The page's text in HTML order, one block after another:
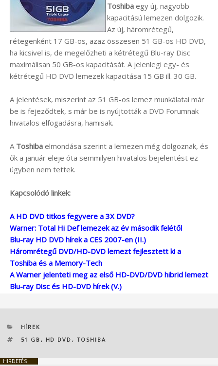
Toshiba egy új, nagyobb
kapacitású lemezen dolgozik.
Az új, háromrétegű,
rétegenként 17 GB-os, azaz összesen 51 GB-os HD DVD,
ha kicsivel is, de megelőzheti a kétrétegű Blu-ray Disc
maximálisan 50 GB-os kapacitását. A jelenlegi egy- és
kétrétegű HD DVD lemezek kapacitása 15 GB ill. 30 GB.
A jelentések, miszerint az 51 GB-os lemez munkálatai már
be is fejeződtek, s már be is nyújtották a DVD Forumnak
hivatalos elfogadásra, hamisak.
A Toshiba elmondása szerint a lemezen még dolgoznak, és
ők a január eleje óta semmilyen hivatalos bejelentést ez
ügyben nem tettek.
Kapcsolódó linkek:
A HD DVD titkos fegyvere a 3X DVD?
Warner: Total Hi Def lemezek az év második felétől
Blu-ray HD DVD hírek a CES 2007-en (II.)
Háromrétegű DVD/HD-DVD lemezt fejlesztett ki a
Toshiba és a Memory-Tech
A Warner jelenteti meg az első HD-DVD/DVD hibrid lemezt
Blu-ray Disc és HD-DVD hírek (V.)
KATEGÓRIÁK
HÍREK
CÍMKÉK
51 GB , HD DVD , TOSHIBA
HIRDETÉS